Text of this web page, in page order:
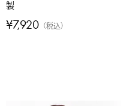
製
¥7,920 税込